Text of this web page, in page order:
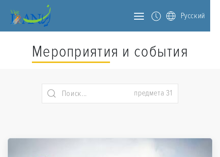
Русский
Мероприятия и события
предмета 31